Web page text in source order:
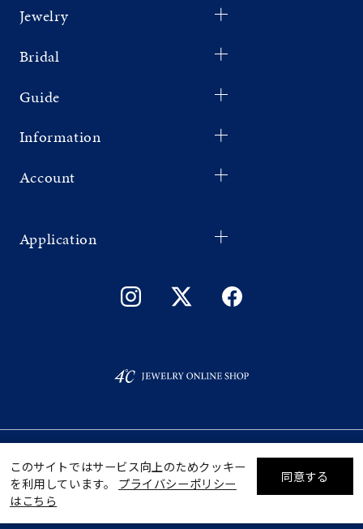
絞り込んで検索する
Jewelry
Bridal
Guide
Information
Account
Application
このサイトではサービス向上のためクッキー
を利用しています。 プライバシーポリシー
はこちら
同意する